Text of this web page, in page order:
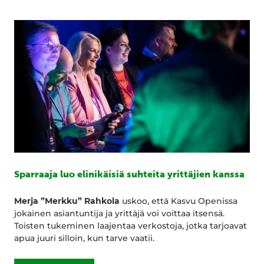
Sparraaja luo elinikäisiä suhteita yrittäjien kanssa
Merja ”Merkku” Rahkola uskoo, että Kasvu Openissa
jokainen asiantuntija ja yrittäjä voi voittaa itsensä.
Toisten tukeminen laajentaa verkostoja, jotka tarjoavat
apua juuri silloin, kun tarve vaatii.